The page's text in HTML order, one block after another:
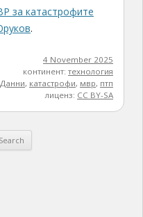
за катастрофите
.
4 November 2025
континент:технология
Данни, катастрофи, мвр, птп
лиценз: CC BY-SA